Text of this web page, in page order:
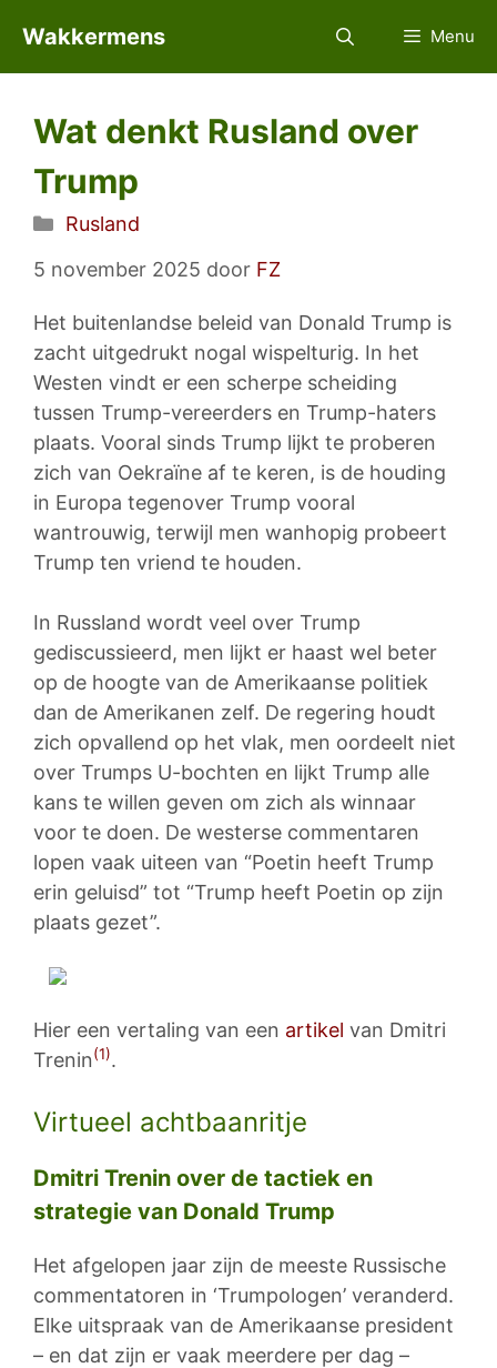
naar
de
Wakkermens Menu
Wat denkt Rusland over
Trump
Categorieën
Rusland
5 november 2025 door FZ
Het buitenlandse beleid van Donald Trump is
zacht uitgedrukt nogal wispelturig. In het
Westen vindt er een scherpe scheiding
tussen Trump-vereerders en Trump-haters
plaats. Vooral sinds Trump lijkt te proberen
zich van Oekraïne af te keren, is de houding
in Europa tegenover Trump vooral
wantrouwig, terwijl men wanhopig probeert
Trump ten vriend te houden.
In Russland wordt veel over Trump
gediscussieerd, men lijkt er haast wel beter
op de hoogte van de Amerikaanse politiek
dan de Amerikanen zelf. De regering houdt
zich opvallend op het vlak, men oordeelt niet
over Trumps U-bochten en lijkt Trump alle
kans te willen geven om zich als winnaar
voor te doen. De westerse commentaren
lopen vaak uiteen van “Poetin heeft Trump
erin geluisd” tot “Trump heeft Poetin op zijn
plaats gezet”.
Hier een vertaling van een artikel van Dmitri
Trenin(1).
Virtueel achtbaanritje
Dmitri Trenin over de tactiek en
strategie van Donald Trump
Het afgelopen jaar zijn de meeste Russische
commentatoren in ‘Trumpologen’ veranderd.
Elke uitspraak van de Amerikaanse president
– en dat zijn er vaak meerdere per dag –